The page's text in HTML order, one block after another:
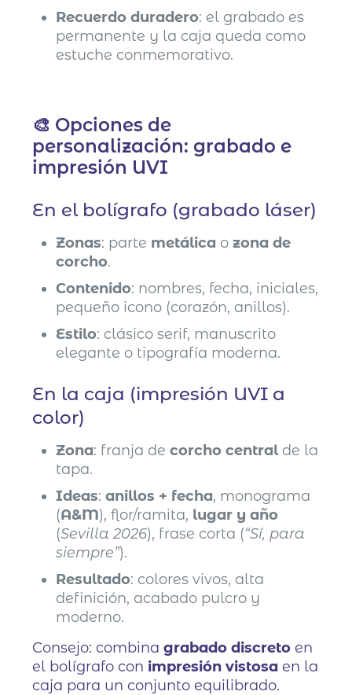
Recuerdo duradero: el grabado es
permanente y la caja queda como
estuche conmemorativo.
🎨 Opciones de
personalización: grabado e
impresión UVI
En el bolígrafo (grabado láser)
Zonas: parte metálica ozona de
corcho.
Contenido: nombres, fecha, iniciales,
pequeño icono (corazón, anillos).
Estilo: clásico serif, manuscrito
elegante o tipografía moderna.
En la caja (impresión UVI a
color)
Zona: franja decorcho centralde la
tapa.
Ideas:anillos + fecha, monograma
(A&M), flor/ramita, lugar y año
(Sevilla 2026), frase corta (“Sí, para
siempre”).
Resultado: colores vivos, alta
definición, acabado pulcro y
moderno.
Consejo: combinagrabado discreto en
el bolígrafo con impresión vistosa en la
caja para un conjunto equilibrado.